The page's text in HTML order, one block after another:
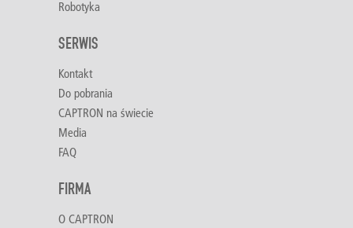
Robotyka
SERWIS
Kontakt
Do pobrania
CAPTRON na świecie
Media
FAQ
FIRMA
O CAPTRON